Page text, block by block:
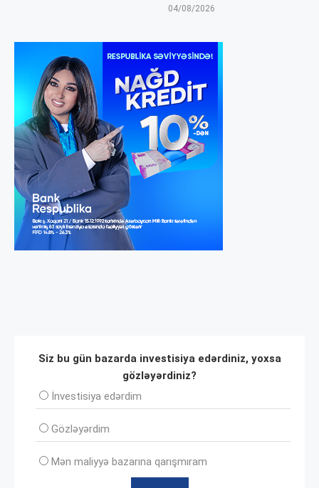
04/08/2026
Siz bu gün bazarda investisiya edərdiniz, yoxsa
gözləyərdiniz?
İnvеstisiya edərdim
Gözləyərdim
Mən maliyyə bazarına qarışmıram